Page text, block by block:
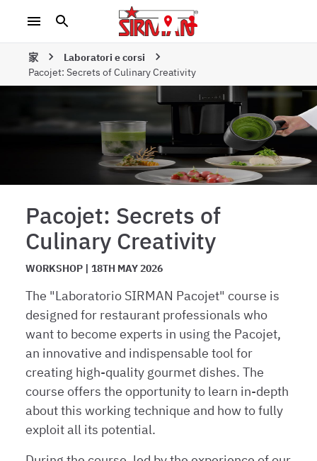
家
Laboratori e corsi
Pacojet: Secrets of Culinary Creativity
Pacojet: Secrets of
Culinary Creativity
WORKSHOP | 18TH MAY 2026
The "Laboratorio SIRMAN Pacojet" course is
designed for restaurant professionals who
want to become experts in using the Pacojet,
an innovative and indispensable tool for
creating high-quality gourmet dishes. The
course offers the opportunity to learn in-depth
about this working technique and how to fully
exploit all its potential.